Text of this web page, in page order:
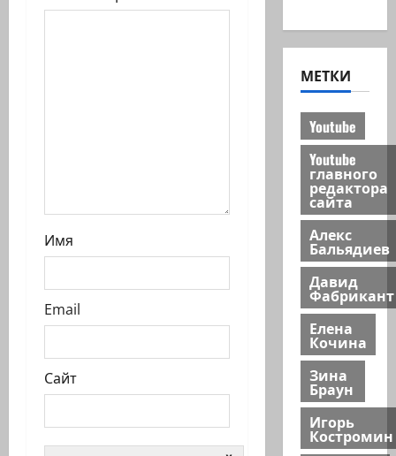
Имя
Email
Сайт
МЕТКИ
Youtube
Youtube
главного
редактора
сайта
Алекс
Бальядиев
Давид
Фабрикант
Елена
Кочина
Зина
Браун
Игорь
Костромин